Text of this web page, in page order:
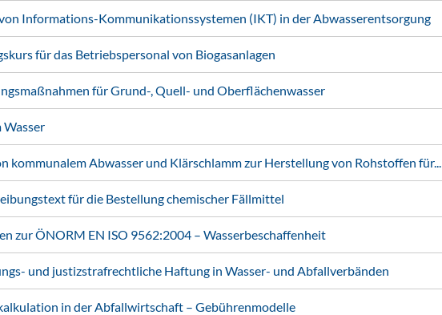
Informations-Kommunikationssystemen (IKT) in der Abwasserentsorgung
für das Betriebspersonal von Biogasanlagen
für Grund-, Quell- und Oberflächenwasser
kommunalem Abwasser und Klärschlamm zur Herstellung von Rohstoffen für...
für die Bestellung chemischer Fällmittel
zur ÖNORM EN ISO 9562:2004 – Wasserbeschaffenheit
und justizstrafrechtliche Haftung in Wasser- und Abfallverbänden
in der Abfallwirtschaft – Gebührenmodelle